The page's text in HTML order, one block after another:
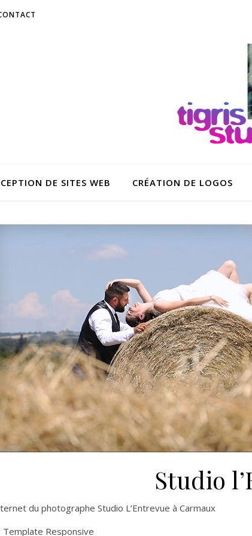
DE SITES WEB CRÉATION DE LOGOS
Studio
du photographe Studio L’Entrevue à Carmaux
Template Responsive